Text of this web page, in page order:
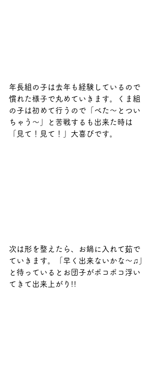
年長組の子は去年も経験しているので
慣れた様子で丸めていきます。くま組
の子は初めて行うので「べた～とつい
ちゃう～」と苦戦するも出来た時は
「見て！見て！」大喜びです。
次は形を整えたら、お鍋に入れて茹で
ていきます。「早く出来ないかな～♫」
と待っているとお団子がポコポコ浮い
てきて出来上がり!!